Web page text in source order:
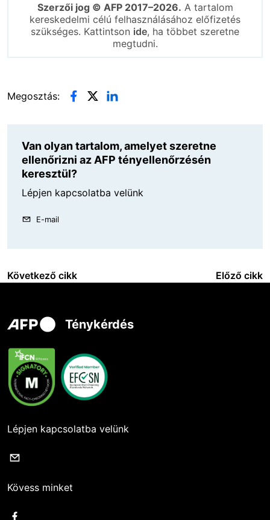
Szerzői jog © AFP 2017–2026. A tartalom
kereskedelmi célú felhasználásához előfizetés
szükséges. Kattintson ide, ha többet szeretne
megtudni.
Megosztás:
Van olyan tartalom, amelyet szeretne
ellenőrizni az AFP tényellenőrzésén
keresztül?
Lépjen kapcsolatba velünk
E-mail
Következő cikk Előző cikk
Ténykérdés
Lépjen kapcsolatba velünk
Kövess minket